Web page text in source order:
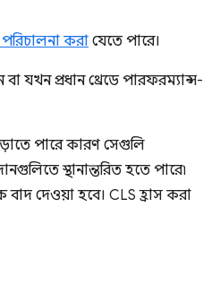
পরিচালনা করাযেতে পারে।
প্রধান থ্রেডে পারফরম্যান্স-
পারে কারণ সেগুলি
স্থানান্তরিত হতে পারে৷
বাদ দেওয়া হবে। CLS হ্রাস করা